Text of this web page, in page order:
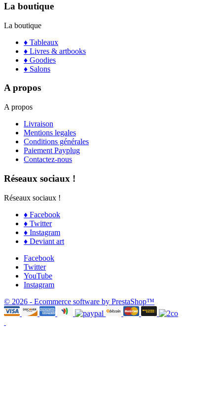
La boutique
La boutique
♦ Tableaux
♦ Livres & artbooks
♦ Goodies
♦ Salons
A propos
A propos
Livraison
Mentions legales
Conditions générales
Paiement Payplug
Contactez-nous
Réseaux sociaux !
Réseaux sociaux !
♦ Facebook
♦ Twitter
♦ Instagram
♦ Deviant art
Facebook
Twitter
YouTube
Instagram
© 2026 - Ecommerce software by PrestaShop™